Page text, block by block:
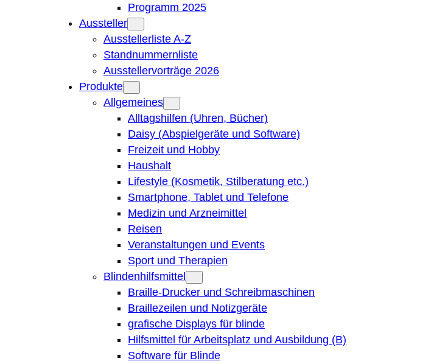
Programm 2025
Aussteller
Ausstellerliste A-Z
Standnummernliste
Ausstellervorträge 2026
Produkte
Allgemeines
Alltagshilfen (Uhren, Bücher)
Daisy (Abspielgeräte und Software)
Freizeit und Hobby
Haushalt
Lifestyle (Kosmetik, Stilberatung etc.)
Smartphone, Tablet und Telefone
Medizin und Arzneimittel
Reisen
Veranstaltungen und Events
Sport und Therapien
Blindenhilfsmittel
Braille-Drucker und Schreibmaschinen
Braillezeilen und Notizgeräte
grafische Displays für blinde
Hilfsmittel für Arbeitsplatz und Ausbildung (B)
Software für Blinde